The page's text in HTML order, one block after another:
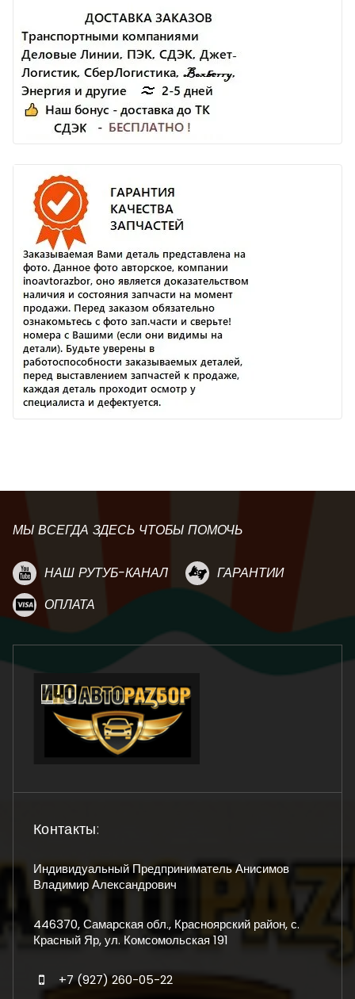
МЫ ВСЕГДА ЗДЕСЬ ЧТОБЫ ПОМОЧЬ
НАШ РУТУБ-КАНАЛ
ГАРАНТИИ
ОПЛАТА
Контакты:
Индивидуальный Предприниматель Анисимов
Владимир Александрович
446370, Самарская обл., Красноярский район, с.
Красный Яр, ул. Комсомольская 191
+7 (927) 260-05-22